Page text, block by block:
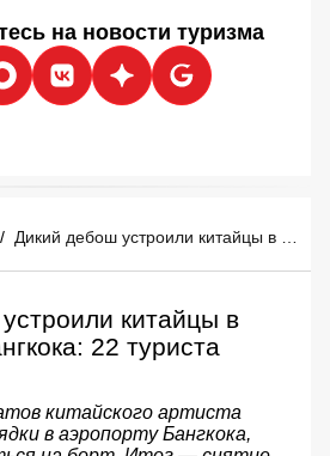
на новости туризма
/ Дикий дебош устроили китайцы в аэропорту Бангкока: 22 туриста задержаны
китайцы в
22 туриста
китайского артиста
в аэропорту Бангкока,